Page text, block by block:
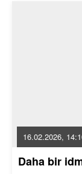
16.02.2026,
Daha bir